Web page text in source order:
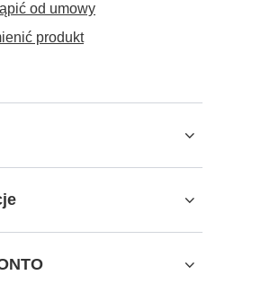
od umowy
produkt